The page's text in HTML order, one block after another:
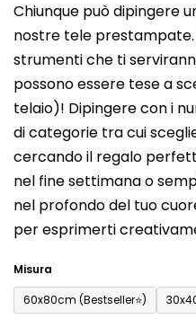
Chiunque può dipingere
nostre tele prestampate.
strumenti che ti
possono essere tese a
telaio)! Dipingere con i
di categorie tra cui
cercando il regalo
nel fine settimana o
nel profondo del tuo
per esprimerti
Misura
60x80cm (Bestseller⭐)
prodotto
è
0,0
su
5
stelle.